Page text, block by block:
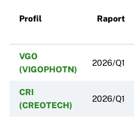
Profil Raport
VGO
(VIGOPHOTN)
2026/Q1
CRI
(CREOTECH)
2026/Q1